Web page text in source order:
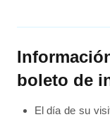
boleto de
El día de su